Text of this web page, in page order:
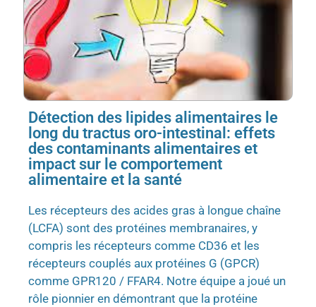
Détection des lipides alimentaires le
long du tractus oro-intestinal: effets
des contaminants alimentaires et
impact sur le comportement
alimentaire et la santé
Les récepteurs des acides gras à longue chaîne
(LCFA) sont des protéines membranaires, y
compris les récepteurs comme CD36 et les
récepteurs couplés aux protéines G (GPCR)
comme GPR120 / FFAR4. Notre équipe a joué un
rôle pionnier en démontrant que la protéine